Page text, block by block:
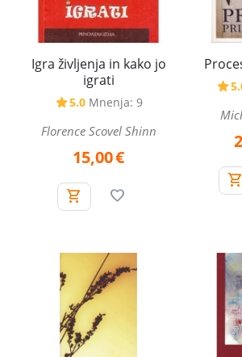
Igra življenja in kako jo
igrati
5.0 Mnenja: 9
Florence Scovel Shinn
15,00€